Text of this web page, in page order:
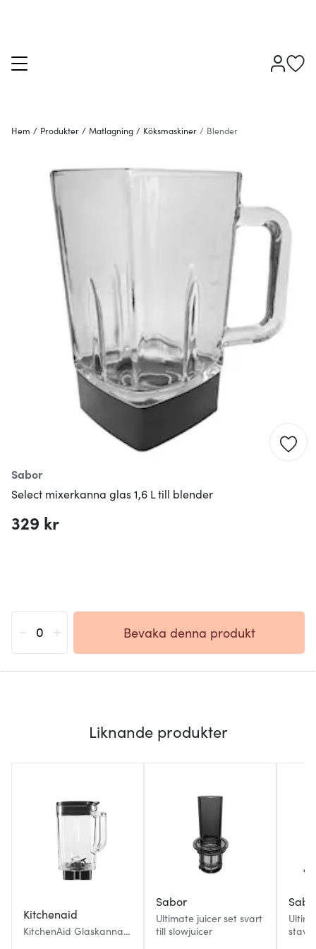
Hem / Produkter / Matlagning / Köksmaskiner / Blender
Sabor
Select mixerkanna glas 1,6 L till blender
329 kr
Bevaka denna produkt
Liknande produkter
Kitchenaid
KitchenAid Glaskanna
Sabor
Ultimate juicer set svart
till slowjuicer